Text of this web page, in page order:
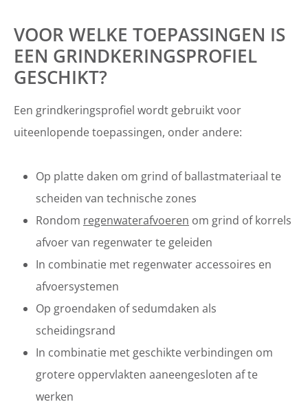
VOOR WELKE TOEPASSINGEN IS
EEN GRINDKERINGSPROFIEL
GESCHIKT?
Een grindkeringsprofiel wordt gebruikt voor
uiteenlopende toepassingen, onder andere:
Op platte daken om grind of ballastmateriaal te
scheiden van technische zones
Rondom regenwaterafvoeren om grind of korrels
afvoer van regenwater te geleiden
In combinatie met regenwater accessoires en
afvoersystemen
Op groendaken of sedumdaken als
scheidingsrand
In combinatie met geschikte verbindingen om
grotere oppervlakten aaneengesloten af te
werken